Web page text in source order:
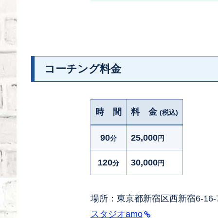
コーチング料金
時 間 料 金 (税込)
90分 25,000円
120分 30,000円
場所：東京都新宿区西新宿6-16-
スタジオamo